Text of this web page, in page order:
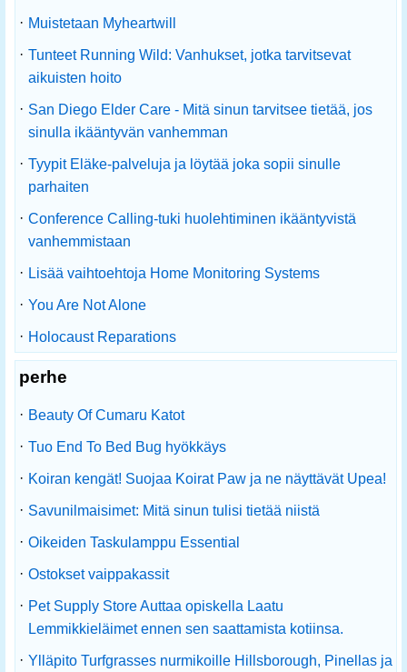
· Muistetaan Myheartwill
· Tunteet Running Wild: Vanhukset, jotka tarvitsevat
aikuisten hoito
· San Diego Elder Care - Mitä sinun tarvitsee tietää, jos
sinulla ikääntyvän vanhemman
· Tyypit Eläke-palveluja ja löytää joka sopii sinulle
parhaiten
· Conference Calling-tuki huolehtiminen ikääntyvistä
vanhemmistaan ​​
· Lisää vaihtoehtoja Home Monitoring Systems
· You Are Not Alone
· Holocaust Reparations
perhe
· Beauty Of Cumaru Katot
· Tuo End To Bed Bug hyökkäys
· Koiran kengät! Suojaa Koirat Paw ja ne näyttävät Upea!
· Savunilmaisimet: Mitä sinun tulisi tietää niistä
· Oikeiden Taskulamppu Essential
· Ostokset vaippakassit
· Pet Supply Store Auttaa opiskella Laatu
Lemmikkieläimet ennen sen saattamista kotiinsa.
· Ylläpito Turfgrasses nurmikoille Hillsborough, Pinellas ja